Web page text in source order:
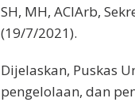
SH, MH, ACIArb,
(19/7/2021).
Dijelaskan, Puskas
pengelolaan, dan